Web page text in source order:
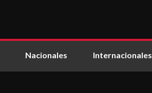
Nacionales Internacionales